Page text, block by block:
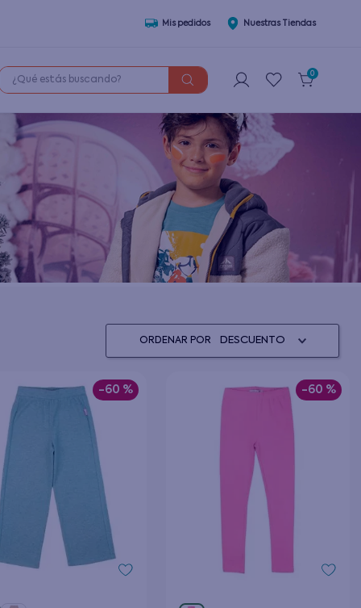
Mis pedidos Nuestras Tiendas
estás buscando? 0
ORDENAR POR DESCUENTO
-60 % -60 %